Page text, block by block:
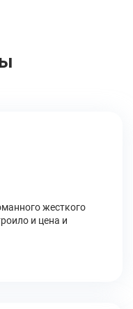
жесткого
и цена и